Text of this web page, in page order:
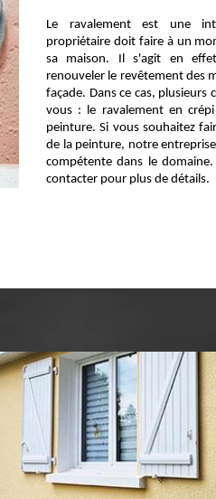
Le ravalement est une
propriétaire doit faire à un
sa maison. Il s'agit en
renouveler le revêtement des
façade. Dans ce cas, plusieurs
vous : le ravalement en
peinture. Si vous souhaitez
de la peinture, notre
compétente dans le
contacter pour plus de détails.